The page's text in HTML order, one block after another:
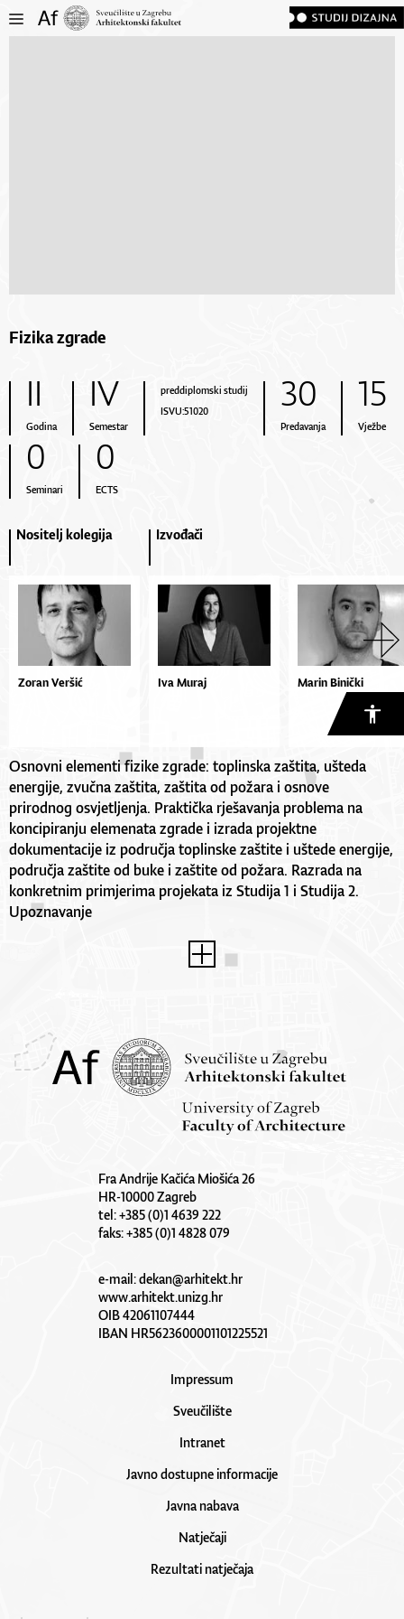
Fizika zgrade
II
Godina
IV
Semestar
preddiplomski studij
ISVU:51020
30
Predavanja
15
Vježbe
0
Seminari
0
ECTS
Nositelj kolegija
Zoran Veršić
Izvođači
Iva Muraj Marin Binički
Osnovni elementi fizike zgrade: toplinska zaštita, ušteda
energije, zvučna zaštita, zaštita od požara i osnove
prirodnog osvjetljenja. Praktička rješavanja problema na
koncipiranju elemenata zgrade i izrada projektne
dokumentacije iz područja toplinske zaštite i uštede energije,
područja zaštite od buke i zaštite od požara. Razrada na
konkretnim primjerima projekata iz Studija 1 i Studija 2.
Upoznavanje
Fra Andrije Kačića Miošića 26
HR-10000 Zagreb
tel: +385 (0)1 4639 222
faks: +385 (0)1 4828 079
e-mail:dekan@arhitekt.hr
www.arhitekt.unizg.hr
OIB 42061107444
IBAN HR5623600001101225521
Impressum
Sveučilište
Intranet
Javno dostupne informacije
Javna nabava
Natječaji
Rezultati natječaja